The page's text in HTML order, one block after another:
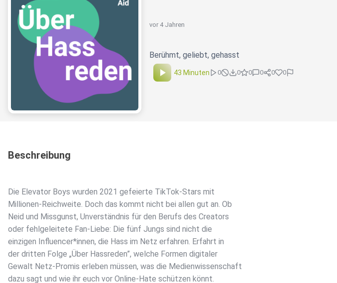
vor 4 Jahren
Berühmt, geliebt, gehasst
43 Minuten 0 0 0 0 0 0
Beschreibung
Die Elevator Boys wurden 2021 gefeierte TikTok-Stars mit
Millionen-Reichweite. Doch das kommt nicht bei allen gut an. Ob
Neid und Missgunst, Unverständnis für den Berufs des Creators
oder fehlgeleitete Fan-Liebe: Die fünf Jungs sind nicht die
einzigen Influencer*innen, die Hass im Netz erfahren. Erfahrt in
der dritten Folge „Über Hassreden”, welche Formen digitaler
Gewalt Netz-Promis erleben müssen, was die Medienwissenschaft
dazu sagt und wie ihr euch vor Online-Hate schützen könnt.